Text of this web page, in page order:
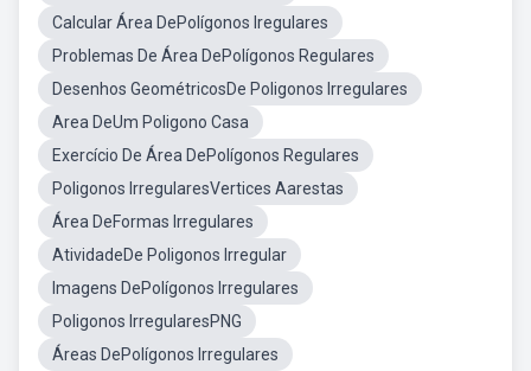
Calcular Área DePolígonos Iregulares
Problemas De Área DePolígonos Regulares
Desenhos GeométricosDe Poligonos Irregulares
Area DeUm Poligono Casa
Exercício De Área DePolígonos Regulares
Poligonos IrregularesVertices Aarestas
Área DeFormas Irregulares
AtividadeDe Poligonos Irregular
Imagens DePolígonos Irregulares
Poligonos IrregularesPNG
Áreas DePolígonos Irregulares